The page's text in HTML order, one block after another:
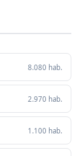
8.080 hab.
2.970 hab.
1.100 hab.